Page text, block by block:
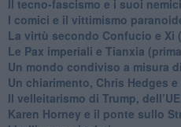
​Il tecno-fascismo e i suoi
​I comici e il vittimismo
​La virtù secondo Confucio e Xi
Le Pax imperiali e Tianxia
Un mondo condiviso a misura
​Un chiarimento, Chris Hedges
Il velleitarismo di Trump,
​Karen Horney e il ponte sullo